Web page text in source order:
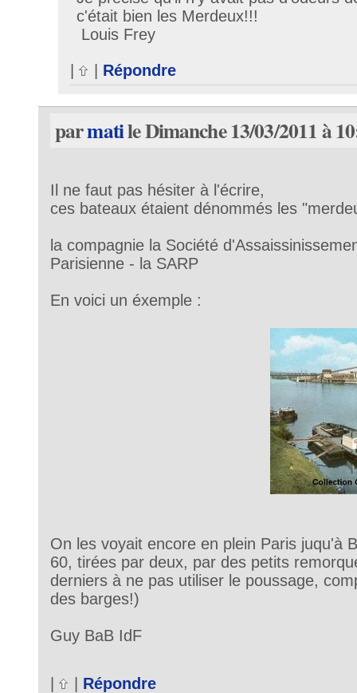
c'était bien les Merdeux!!!
Louis Frey
| Répondre
parmatile Dimanche 13/03/2011 à
Il ne faut pas hésiter à l'écrire,
ces bateaux étaient dénommés les
la compagnie la Société
Parisienne - la SARP
En voici un éxemple :
On les voyait encore en plein Paris juqu'à
60, tirées par deux, par des petits
derniers à ne pas utiliser le poussage,
des barges!)
Guy BaB IdF
| | Répondre